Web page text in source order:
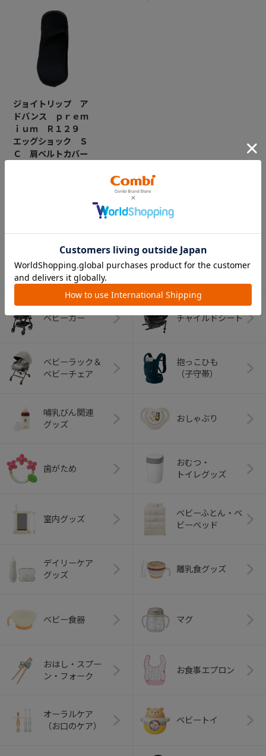
ジョイトリップ ア
ドバンス ｐｒｅｍ
ｉｕｍ Ｒ１２９
エッグショック Ｓ
Ｃ 肩ベルトカバー
CATEGORY
カテゴリー
（コンビ）
ベビーカー チャイルドシート
ベビーラック＆
ベビーチェア
抱っこひも
（子守帯）
哺乳びん関連
グッズ
おしゃぶり
歯がため
おむつ・
トイレグッズ
室内グッズ
ベビーふとん・ベ
ビーベッド
デイリーケア
グッズ
離乳食グッズ
ベビー食器 マグ
おはし・スプー
ン・フォーク
お食事エプロン
オーラルケア
（お口のケア）
ベビートイ